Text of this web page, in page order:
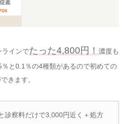
ラインでたった4,800円！ 濃度も
と0.1％の4種類があるので初めての
きます。
診察料だけで3,000円近く＋処方